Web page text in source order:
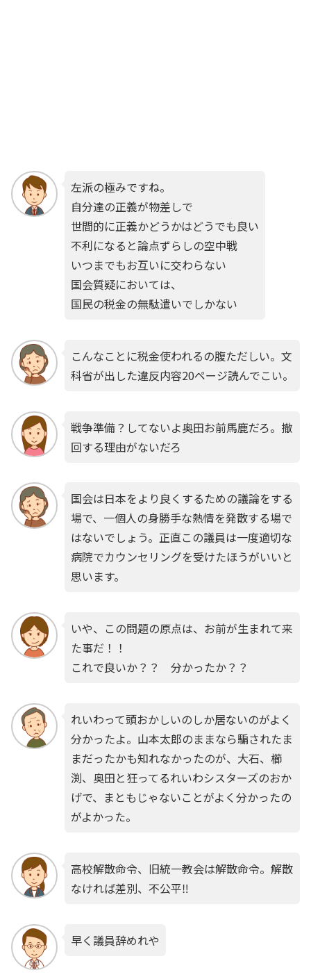
左派の極みですね。
自分達の正義が物差しで
世間的に正義かどうかはどうでも良い
不利になると論点ずらしの空中戦
いつまでもお互いに交わらない
国会質疑においては、
国民の税金の無駄遣いでしかない
こんなことに税金使われるの腹ただしい。文
科省が出した違反内容20ページ読んでこい。
戦争準備？してないよ奥田お前馬鹿だろ。撤
回する理由がないだろ
国会は日本をより良くするための議論をする
場で、一個人の身勝手な熱情を発散する場で
はないでしょう。正直この議員は一度適切な
病院でカウンセリングを受けたほうがいいと
思います。
いや、この問題の原点は、お前が生まれて来
た事だ！！
これで良いか？？ 分かったか？？
れいわって頭おかしいのしか居ないのがよく
分かったよ。山本太郎のままなら騙されたま
まだったかも知れなかったのが、大石、櫛
渕、奥田と狂ってるれいわシスターズのおか
げで、まともじゃないことがよく分かったの
がよかった。
高校解散命令、旧統一教会は解散命令。解散
なければ差別、不公平‼️
早く議員辞めれや